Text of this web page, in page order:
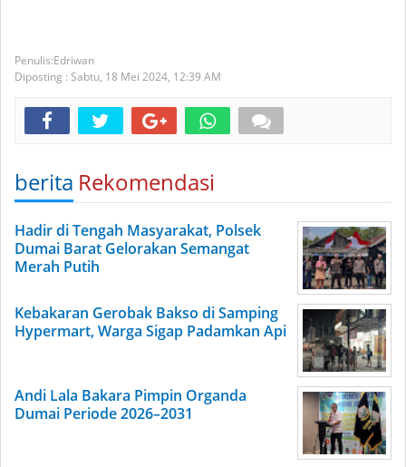
Edriwan
Diposting : Sabtu, 18 Mei 2024, 12:39 AM
berita Rekomendasi
Hadir di Tengah Masyarakat, Polsek
Dumai Barat Gelorakan Semangat
Merah Putih
Kebakaran Gerobak Bakso di Samping
Hypermart, Warga Sigap Padamkan Api
Andi Lala Bakara Pimpin Organda
Dumai Periode 2026–2031